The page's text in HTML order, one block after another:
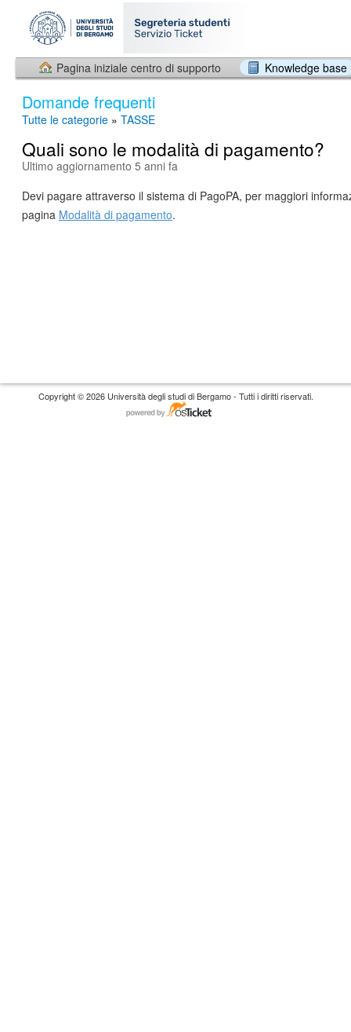
Pagina iniziale centro di supporto Knowledge base
Domande frequenti
Tutte le categorie » TASSE
Quali sono le modalità di pagamento?
Ultimo aggiornamento 5 anni fa
Devi pagare attraverso il sistema di PagoPA, per maggiori
pagina Modalità di pagamento.
Copyright © 2026 Università degli studi di Bergamo - Tutti i diritti riservati.